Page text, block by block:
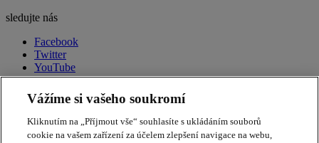
sledujte nás
Facebook
Twitter
YouTube
LinkedIn
RSS
peak week newsletter
Souhrn toho nejdůležitějšího
každý pátek ve vašem e-mailu. Přihlásit odběr
Vážíme si vašeho soukromí
Kliknutím na „Příjmout vše“ souhlasíte s ukládáním souborů
cookie na vašem zařízení za účelem zlepšení navigace na webu,